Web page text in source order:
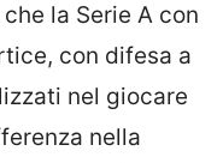
la Serie A con
con difesa a
nel giocare
nella